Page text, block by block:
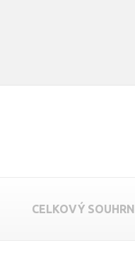
CELKOVÝ SOUHRN